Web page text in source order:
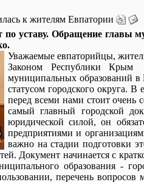
к жителям Евпатории
уставу. Обращение главы
Уважаемые евпаторийцы,
Законом Республики Крым
муниципальных образований в
статусом городского округа.
перед всеми нами стоит очень
самый главный городской
юридической силой, он
предприятиями и
важно на стадии подготовки
Документ начинается с
образования -
перечень